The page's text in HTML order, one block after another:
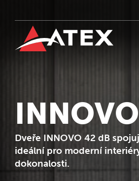
Dveře INNOVO 42 dB
ideální pro moderní
dokonalosti.